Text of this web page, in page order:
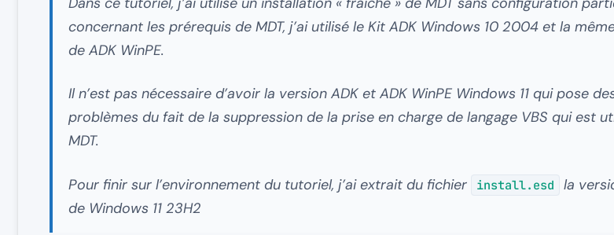
concernant les prérequis de MDT, j’ai utilisé le Kit ADK Windows 10 2004 et la
de ADK WinPE.
Il n’est pas nécessaire d’avoir la version ADK et ADK WinPE Windows 11 qui pose
problèmes du fait de la suppression de la prise en charge de langage VBS qui est
MDT.
Pour finir sur l’environnement du tutoriel, j’ai extrait du fichier install.esd
la
de Windows 11 23H2